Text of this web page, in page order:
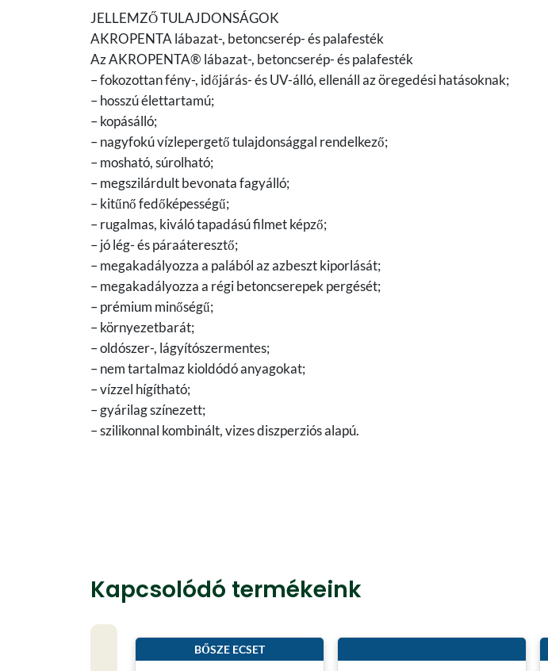
JELLEMZŐ TULAJDONSÁGOK
AKROPENTA lábazat-, betoncserép- és palafesték
Az AKROPENTA® lábazat-, betoncserép- és palafesték
– fokozottan fény-, időjárás- és UV-álló, ellenáll az öregedési hatásoknak;
– hosszú élettartamú;
– kopásálló;
– nagyfokú vízlepergető tulajdonsággal rendelkező;
– mosható, súrolható;
– megszilárdult bevonata fagyálló;
– kitűnő fedőképességű;
– rugalmas, kiváló tapadású filmet képző;
– jó lég- és páraáteresztő;
– megakadályozza a palából az azbeszt kiporlását;
– megakadályozza a régi betoncserepek pergését;
– prémium minőségű;
– környezetbarát;
– oldószer-, lágyítószermentes;
– nem tartalmaz kioldódó anyagokat;
– vízzel hígítható;
– gyárilag színezett;
– szilikonnal kombinált, vizes diszperziós alapú.
Kapcsolódó termékeink
BŐSZE ECSET